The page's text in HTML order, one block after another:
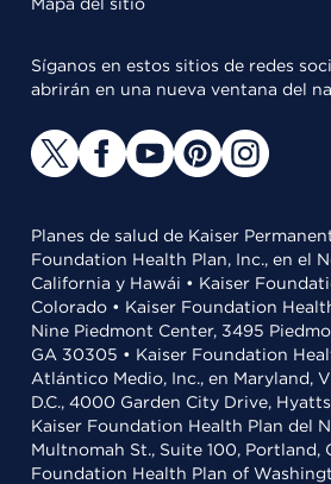
Síganos en estos sitios de redes
abrirán en una nueva ventana del
Planes de salud de Kaiser
Foundation Health Plan, Inc., en el
California y Hawái • Kaiser
Colorado • Kaiser Foundation
Nine Piedmont Center, 3495
GA 30305 • Kaiser Foundation
Atlántico Medio, Inc., en Maryland,
D.C., 4000 Garden City Drive,
Kaiser Foundation Health Plan del
Multnomah St., Suite 100, Portland,
Foundation Health Plan of